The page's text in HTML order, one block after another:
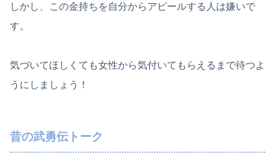
しかし、この金持ちを自分からアピールする人は嫌いで
す。
気づいてほしくても女性から気付いてもらえるまで待つよ
うにしましょう！
昔の武勇伝トーク